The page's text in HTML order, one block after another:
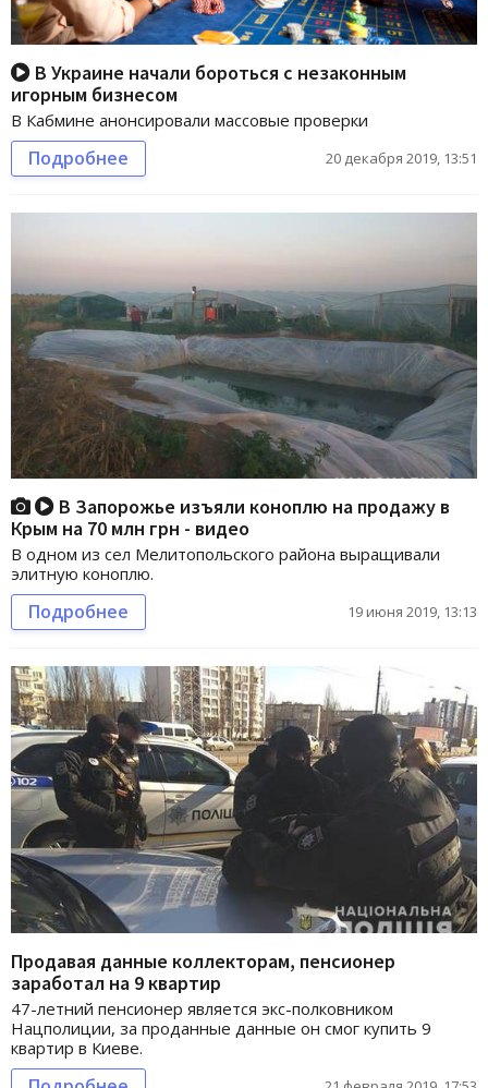
В Украине начали бороться с незаконным
игорным бизнесом
В Кабмине анонсировали массовые проверки
Подробнее 20 декабря 2019, 13:51
В Запорожье изъяли коноплю на продажу в
Крым на 70 млн грн - видео
В одном из сел Мелитопольского района выращивали
элитную коноплю.
Подробнее 19 июня 2019, 13:13
Продавая данные коллекторам, пенсионер
заработал на 9 квартир
47-летний пенсионер является экс-полковником
Нацполиции, за проданные данные он смог купить 9
квартир в Киеве.